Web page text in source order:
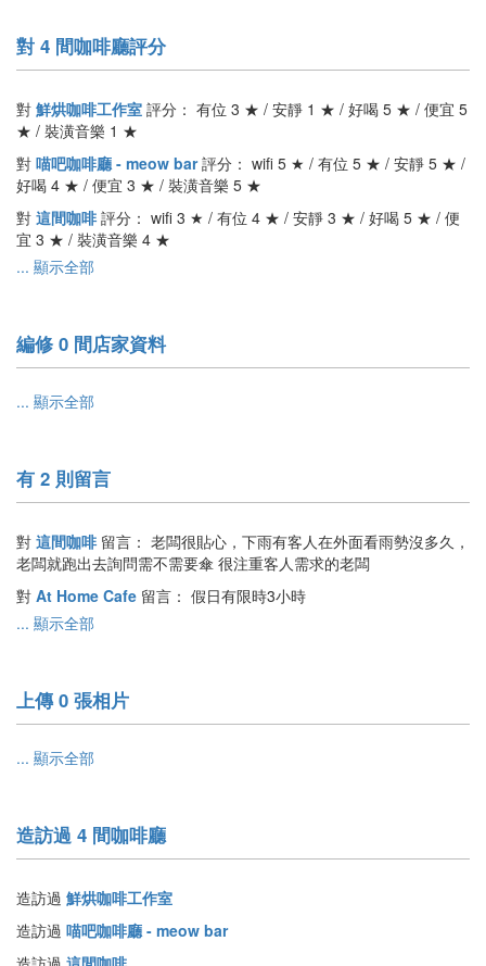
對 4 間咖啡廳評分
對 鮮烘咖啡工作室 評分： 有位 3 ★ / 安靜 1 ★ / 好喝 5 ★ / 便宜 5
★ / 裝潢音樂 1 ★
對 喵吧咖啡廳 - meow bar評分： wifi 5 ★ / 有位 5 ★ / 安靜 5 ★ /
好喝 4 ★ / 便宜 3 ★ / 裝潢音樂 5 ★
對 這間咖啡評分： wifi 3 ★ / 有位 4 ★ / 安靜 3 ★ / 好喝 5 ★ / 便
宜 3 ★ / 裝潢音樂 4 ★
... 顯示全部
編修 0 間店家資料
... 顯示全部
有 2 則留言
對 這間咖啡留言： 老闆很貼心，下雨有客人在外面看雨勢沒多久，
老闆就跑出去詢問需不需要傘 很注重客人需求的老闆
對 At Home Cafe 留言： 假日有限時3小時
... 顯示全部
上傳 0 張相片
... 顯示全部
造訪過 4 間咖啡廳
造訪過 鮮烘咖啡工作室
造訪過 喵吧咖啡廳 - meow bar